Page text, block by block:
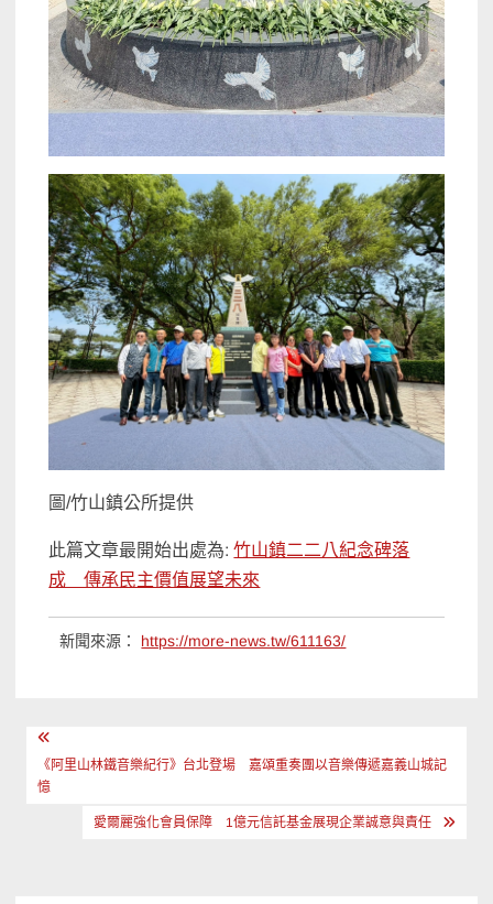
圖/竹山鎮公所提供
此篇文章最開始出處為:竹山鎮二二八紀念碑落
成 傳承民主價值展望未來
新聞來源： https://more-news.tw/611163/
文
章《阿里山林鐵音樂紀行》台北登場 嘉頌重奏團以音樂傳遞嘉義山城記
憶
愛爾麗強化會員保障 1億元信託基金展現企業誠意與責任